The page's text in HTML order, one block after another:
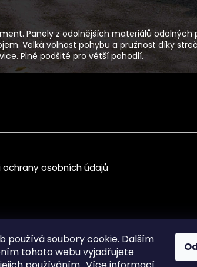
používá soubory cookie. Dalším
tohoto webu vyjadřujete
Panely z odolnějších materiálů
Velká volnost pohybu a pružnost díky
Plně podšité pro větší pohodlí.
osobních údajů